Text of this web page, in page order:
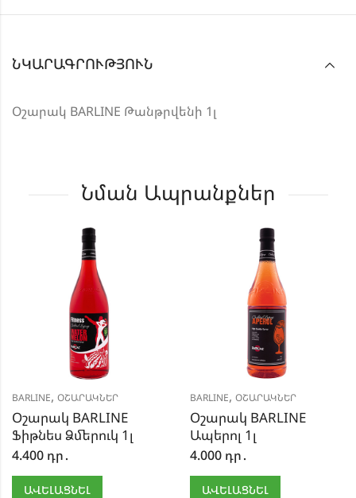
ՆԿԱՐԱԳՐՈՒԹՅՈՒՆ
Օշարակ BARLINE Թանթրվենի 1լ
Նման Ապրանքներ
BARLINE, ՕՇԱՐԱԿՆԵՐ
Օշարակ BARLINE
Ֆիթնես Ձմերուկ 1լ
4.400 դր․
ԱՎԵԼԱՑՆԵԼ
BARLINE, ՕՇԱՐԱԿՆԵՐ
Օշարակ BARLINE
Ապերոլ 1լ
4.000 դր․
ԱՎԵԼԱՑՆԵԼ